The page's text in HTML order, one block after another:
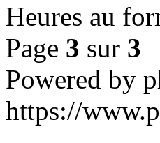
Heures au
Page 3 sur 3
Powered by
https://